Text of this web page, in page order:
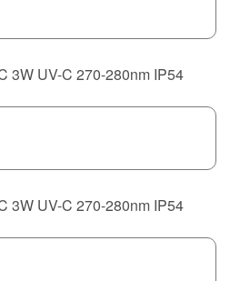
3W UV-C 270-280nm IP54
3W UV-C 270-280nm IP54